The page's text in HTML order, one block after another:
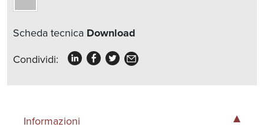
Scheda tecnica Download
Condividi:
Informazioni